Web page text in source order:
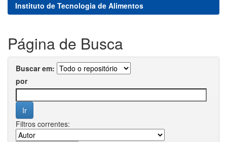
Instituto de Tecnologia de Alimentos
Página de Busca
Buscar em:
por
Filtros correntes: